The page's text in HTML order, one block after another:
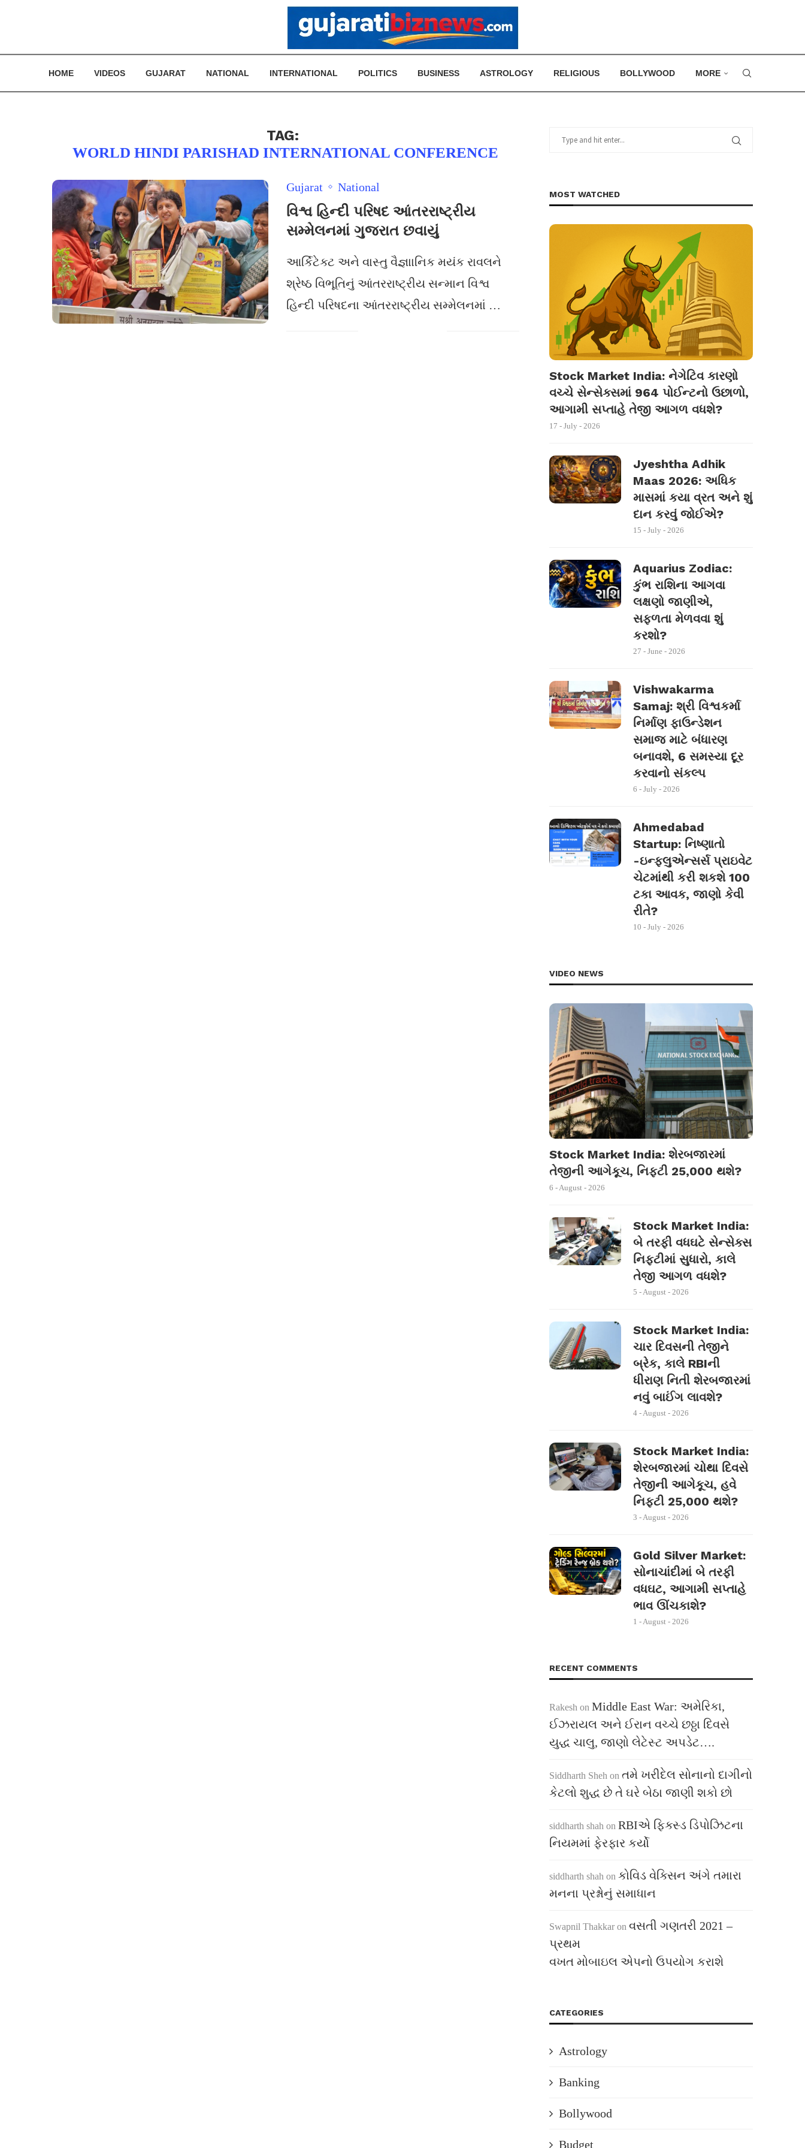
HOME VIDEOS GUJARAT NATIONAL INTERNATIONAL POLITICS BUSINESS ASTROLOGY RELIGIOUS BOLLYWOOD MORE
TAG:
WORLD HINDI PARISHAD INTERNATIONAL CONFERENCE
Gujarat National
વિશ્વ હિન્દી પરિષદ આંતરરાષ્ટ્રીય
સમ્મેલનમાં ગુજરાત છવાયું
આર્કિટેક્ટ અને વાસ્તુ વૈજ્ઞાાનિક મયંક રાવલને
શ્રેષ્ઠ વિભૂતિનું આંતરરાષ્ટ્રીય સન્માન વિશ્વ
હિન્દી પરિષદના આંતરરાષ્ટ્રીય સમ્મેલનમાં …
MOST WATCHED
Stock Market India: નેગેટિવ કારણો
વચ્ચે સેન્સેક્સમાં 964 પોઈન્ટનો ઉછાળો,
આગામી સપ્તાહે તેજી આગળ વધશે?
17 - July - 2026
Jyeshtha Adhik
Maas 2026: અધિક
માસમાં કયા વ્રત અને શું
દાન કરવું જોઈએ?
15 - July - 2026
Aquarius Zodiac:
કુંભ રાશિના આગવા
લક્ષણો જાણીએ,
સફળતા મેળવવા શું
કરશો?
27 - June - 2026
Vishwakarma
Samaj: શ્રી વિશ્વકર્મા
નિર્માણ ફાઉન્ડેશન
સમાજ માટે બંધારણ
બનાવશે, 6 સમસ્યા દૂર
કરવાનો સંકલ્પ
6 - July - 2026
Ahmedabad
Startup: નિષ્ણાતો
-ઇન્ફ્લુએન્સર્સ પ્રાઇવેટ
ચેટમાંથી કરી શકશે 100
ટકા આવક, જાણો કેવી
રીતે?
10 - July - 2026
VIDEO NEWS
Stock Market India: શેરબજારમાં
તેજીની આગેકૂચ, નિફ્ટી 25,000 થશે?
6 - August - 2026
Stock Market India:
બે તરફી વધઘટે સેન્સેક્સ
નિફ્ટીમાં સુધારો, કાલે
તેજી આગળ વધશે?
5 - August - 2026
Stock Market India:
ચાર દિવસની તેજીને
બ્રેક, કાલે RBIની
ધીરાણ નિતી શેરબજારમાં
નવું બાઈંગ લાવશે?
4 - August - 2026
Stock Market India:
શેરબજારમાં ચોથા દિવસે
તેજીની આગેકૂચ, હવે
નિફ્ટી 25,000 થશે?
3 - August - 2026
Gold Silver Market:
સોનાચાંદીમાં બે તરફી
વધઘટ, આગામી સપ્તાહે
ભાવ ઊંચકાશે?
1 - August - 2026
RECENT COMMENTS
Rakesh on Middle East War: અમેરિકા,
ઈઝરાયલ અને ઈરાન વચ્ચે છઠ્ઠા દિવસે
યુદ્ધ ચાલુ, જાણો લેટેસ્ટ અપડેટ….
Siddharth Sheh on તમે ખરીદેલ સોનાનો દાગીનો
કેટલો શુદ્ધ છે તે ઘરે બેઠા જાણી શકો છો
siddharth shah on RBIએ ફિક્સ્ડ ડિપોઝિટના
નિયમમાં ફેરફાર કર્યો
siddharth shah on કોવિડ વેક્સિન અંગે તમારા
મનના પ્રશ્નોનું સમાધાન
Swapnil Thakkar on વસતી ગણતરી 2021 –
પ્રથમ
વખત મોબાઇલ એપનો ઉપયોગ કરાશે
CATEGORIES
Astrology
Banking
Bollywood
Budget